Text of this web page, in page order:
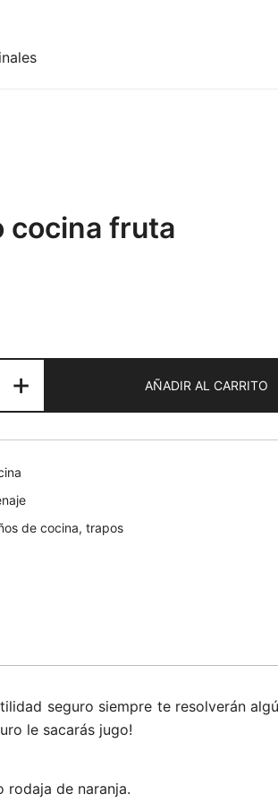
cocina fruta
+ AÑADIR AL CARRITO
de cocina, trapos
seguro siempre te resolverán
le sacarás jugo!
rodaja de naranja.